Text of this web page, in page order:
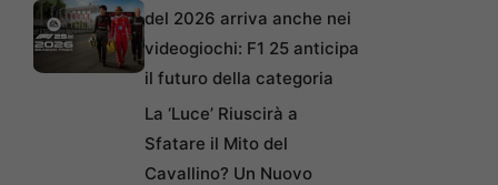
del 2026 arriva anche nei
videogiochi: F1 25 anticipa
il futuro della categoria
La ‘Luce’ Riuscirà a
Sfatare il Mito del
Cavallino? Un Nuovo